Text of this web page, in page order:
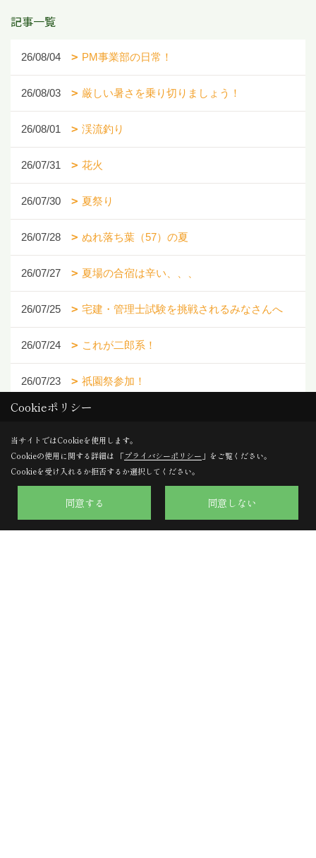
記事一覧
26/08/04 PM事業部の日常！
26/08/03 厳しい暑さを乗り切りましょう！
26/08/01 渓流釣り
26/07/31 花火
26/07/30 夏祭り
26/07/28 ぬれ落ち葉（57）の夏
26/07/27 夏場の合宿は辛い、、、
26/07/25 宅建・管理士試験を挑戦されるみなさんへ
26/07/24 これが二郎系！
26/07/23 祇園祭参加！
1ページ （全260ページ中）
1 2 3 4 5 6
Cookieポリシー
当サイトではCookieを使用します。
Cookieの使用に関する詳細は 「プライバシーポリシー 」をご覧ください。
Cookieを受け入れるか拒否するか選択してください。
同意する 同意しない